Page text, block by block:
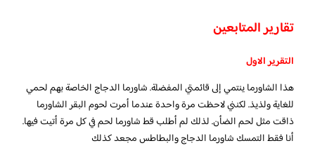
تقارير المتابعين
التقرير الاول
هذا الشاورما ينتمي إلى قائمتي المفضلة. شاورما الدجاج الخاصة بهم لحمي
للغاية ولذيذ. لكنني لاحظت مرة واحدة عندما أمرت لحوم البقر الشاورما
ذاقت مثل لحم الضأن. لذلك لم أطلب قط شاورما لحم في كل مرة أتيت فيها.
أنا فقط التمسك شاورما الدجاج والبطاطس مجعد كذلك